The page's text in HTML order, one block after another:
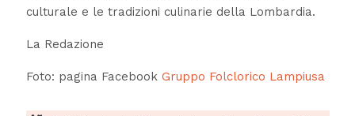
culturale e le tradizioni culinarie della Lombardia.
La Redazione
Foto: pagina Facebook Gruppo Folclorico Lampiusa